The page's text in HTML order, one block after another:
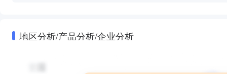
地区分析/产品分析/企业分析